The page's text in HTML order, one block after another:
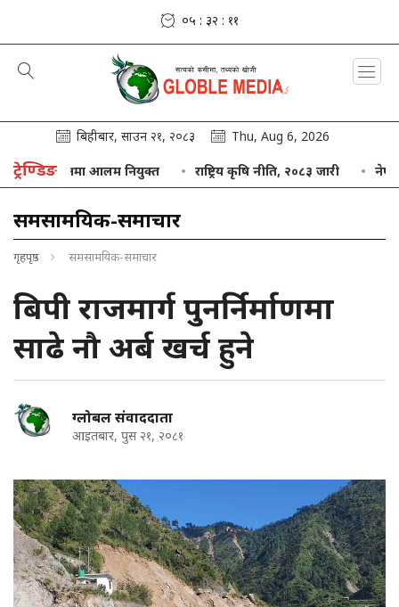
०५ : ३२ : १२
बिहीबार, साउन २१, २०८३ Thu, Aug 6, 2026
ट्रेण्डिङ
अध्यक्षमा आलम नियुक्त राष्ट्रिय कृषि नीति, २०८३ जारी नेपाल बैंक
समसामयिक-समाचार
गृहपृष्ठ समसामयिक-समाचार
बिपी राजमार्ग पुनर्निर्माणमा
साढे नौ अर्ब खर्च हुने
ग्लोबल संवाददाता
आइतबार, पुस २१, २०८१